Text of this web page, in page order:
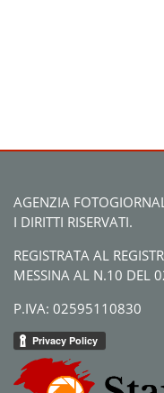
AGENZIA
I DIRITTI RISERVATI.
REGISTRATA AL
MESSINA AL N.10 DEL
P.IVA: 02595110830